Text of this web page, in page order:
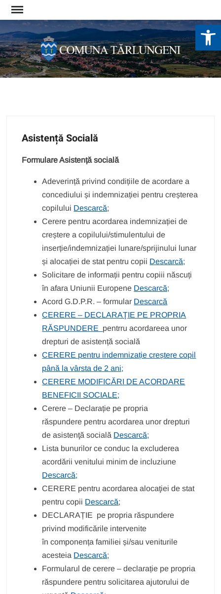
Skip
to
content
Asistență Socială
Formulare Asistență socială
Adeverință privind condițiile de acordare a
concediului și indemnizației pentru creșterea
copilului Descarcă;
Cerere pentru acordarea indemnizației de
creștere a copilului/stimulentului de
inserție/indemnizației lunare/sprijinului lunar
și alocației de stat pentru copii Descarcă;
Solicitare de informații pentru copiii născuți
în afara Uniunii Europene Descarcă;
Acord G.D.P.R. – formular Descarcă
CERERE – DECLARAŢIE PE PROPRIA
RĂSPUNDERE pentrru acordareea unor
drepturi de asistență socială
CERERE pentru indemnizație creștere copil
până la vârsta de 2 ani;
CERERE MODIFICĂRI DE ACORDARE
BENEFICII SOCIALE;
Cerere – Declarație pe propria
răspundere pentru acordarea unor drepturi
de asistenţă socială Descarcă;
Lista bunurilor ce conduc la excluderea
acordării venitului minim de incluziune
Descarcă;
CERERE pentru acordarea alocaţiei de stat
pentru copii Descarcă;
DECLARAȚIE pe propria răspundere
privind modificările intervenite
în componența familiei și/sau veniturile
acesteia Descarcă;
Formularul de cerere – declarație pe propria
răspundere pentru solicitarea ajutorului de